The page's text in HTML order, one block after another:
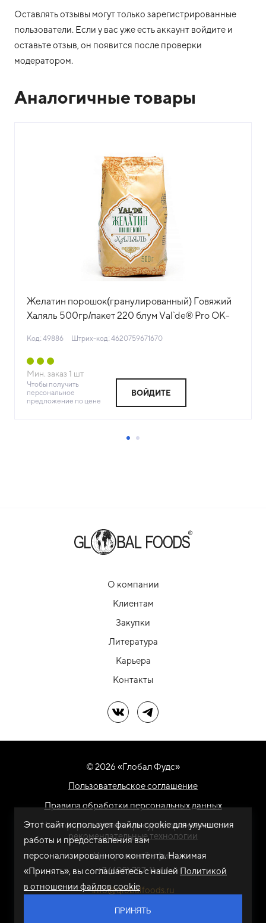
Оставлять отзывы могут только зарегистрированные
пользователи. Если у вас уже есть аккаунт войдите и
оставьте отзыв, он появится после проверки
модератором.
Аналогичные товары
Желатин порошок(гранулированный) Говяжий
Халяль 500гр/пакет 220 блум Val`de® Pro ОК-
Код: 49886 Штрих-код: 4620759671670
Мин. заказ 1 шт
Чтобы получить
персональное
предложение по цене
ВОЙДИТЕ
О компании
Клиентам
Закупки
Литература
Карьера
Контакты
Мы в ВКМы в Telegram
© 2026 «Глобал Фудс»
Пользовательское соглашение
Правила обработки персональных данных
На информационном ресурсе применяются
рекомендательные технологии
Центральный офис
+7 (495) 787-11-44
info@globalfoods.ru
Этот сайт использует файлы cookie для улучшения
работы и предоставления вам
персонализированного контента. Нажимая
«Принять», вы соглашаетесь с нашей Политикой
в отношении файлов cookie
ПРИНЯТЬ